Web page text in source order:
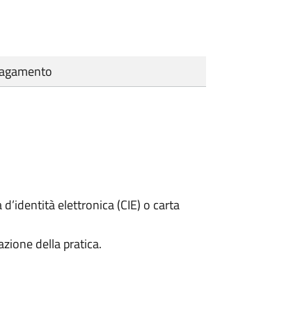
elettronica (CIE) o carta
della pratica.